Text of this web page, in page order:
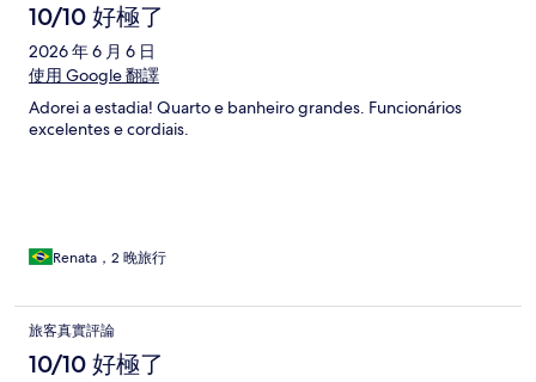
10/10 好極了
2026 年 6 月 6 日
使用 Google 翻譯
Adorei a estadia! Quarto e banheiro grandes. Funcionários
excelentes e cordiais.
Renata，2 晚旅行
旅客真實評論
10/10 好極了